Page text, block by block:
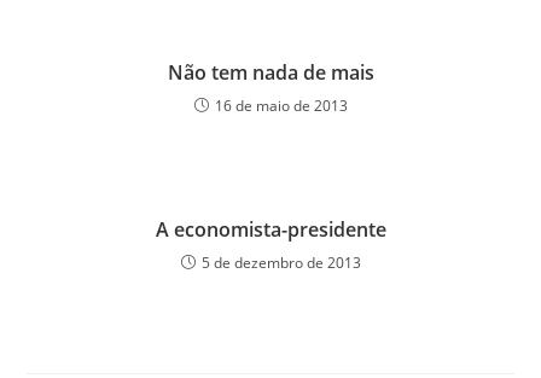
Não tem nada de mais
16 de maio de 2013
A economista-presidente
5 de dezembro de 2013